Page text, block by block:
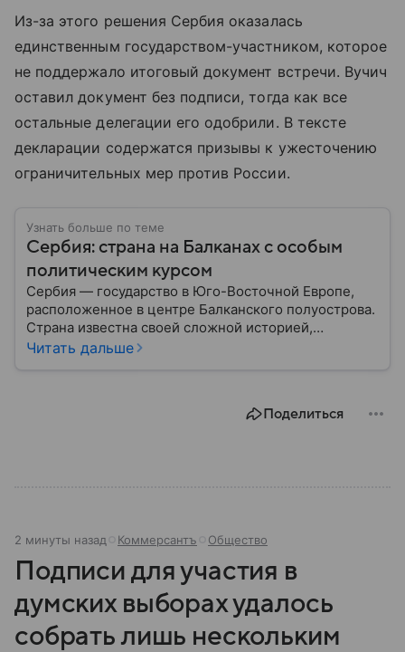
Из-за этого решения Сербия оказалась
единственным государством-участником, которое
не поддержало итоговый документ встречи. Вучич
оставил документ без подписи, тогда как все
остальные делегации его одобрили. В тексте
декларации содержатся призывы к ужесточению
ограничительных мер против России.
Узнать больше по теме
Сербия: страна на Балканах с особым
политическим курсом
Сербия — государство в Юго-Восточной Европе,
расположенное в центре Балканского полуострова.
Страна известна своей сложной историей,
культурным наследием и особым
Читать дальше
Поделиться
2 минуты назад Коммерсантъ Общество
Подписи для участия в
думских выборах удалось
собрать лишь нескольким